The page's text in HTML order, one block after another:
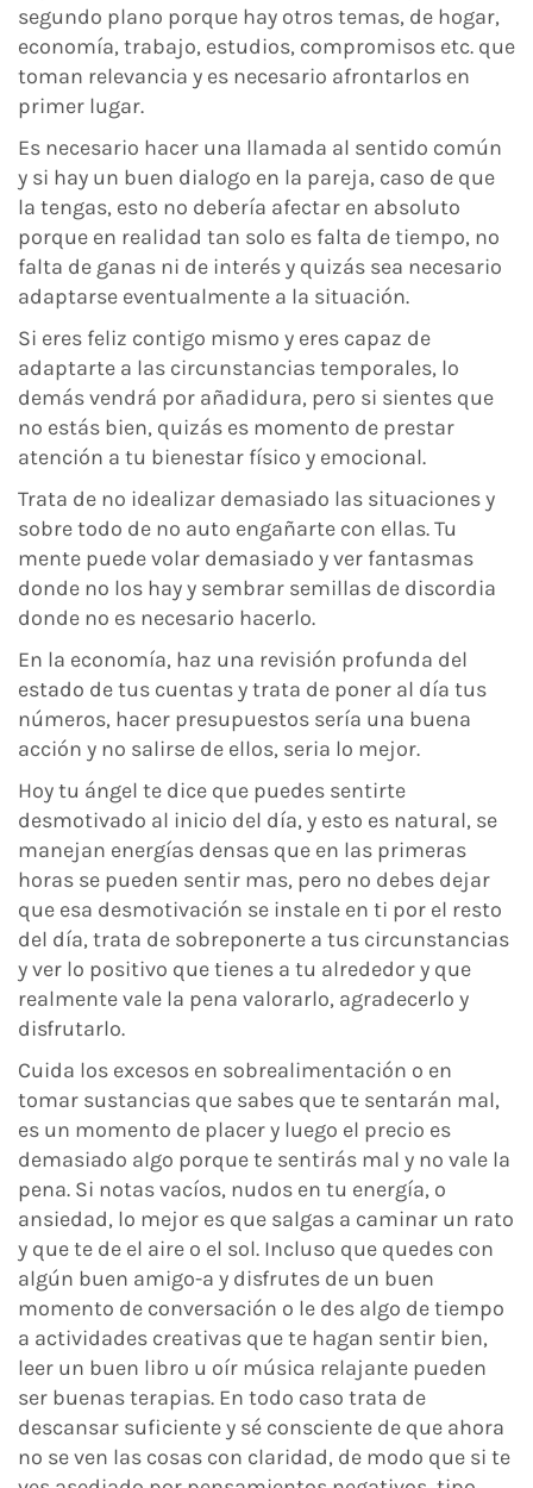
segundo plano porque hay otros temas, de hogar,
economía, trabajo, estudios, compromisos etc. que
toman relevancia y es necesario afrontarlos en
primer lugar.
Es necesario hacer una llamada al sentido común
y si hay un buen dialogo en la pareja, caso de que
la tengas, esto no debería afectar en absoluto
porque en realidad tan solo es falta de tiempo, no
falta de ganas ni de interés y quizás sea necesario
adaptarse eventualmente a la situación.
Si eres feliz contigo mismo y eres capaz de
adaptarte a las circunstancias temporales, lo
demás vendrá por añadidura, pero si sientes que
no estás bien, quizás es momento de prestar
atención a tu bienestar físico y emocional.
Trata de no idealizar demasiado las situaciones y
sobre todo de no auto engañarte con ellas. Tu
mente puede volar demasiado y ver fantasmas
donde no los hay y sembrar semillas de discordia
donde no es necesario hacerlo.
En la economía, haz una revisión profunda del
estado de tus cuentas y trata de poner al día tus
números, hacer presupuestos sería una buena
acción y no salirse de ellos, seria lo mejor.
Hoy tu ángel te dice que puedes sentirte
desmotivado al inicio del día, y esto es natural, se
manejan energías densas que en las primeras
horas se pueden sentir mas, pero no debes dejar
que esa desmotivación se instale en ti por el resto
del día, trata de sobreponerte a tus circunstancias
y ver lo positivo que tienes a tu alrededor y que
realmente vale la pena valorarlo, agradecerlo y
disfrutarlo.
Cuida los excesos en sobrealimentación o en
tomar sustancias que sabes que te sentarán mal,
es un momento de placer y luego el precio es
demasiado algo porque te sentirás mal y no vale la
pena. Si notas vacíos, nudos en tu energía, o
ansiedad, lo mejor es que salgas a caminar un rato
y que te de el aire o el sol. Incluso que quedes con
algún buen amigo-a y disfrutes de un buen
momento de conversación o le des algo de tiempo
a actividades creativas que te hagan sentir bien,
leer un buen libro u oír música relajante pueden
ser buenas terapias. En todo caso trata de
descansar suficiente y sé consciente de que ahora
no se ven las cosas con claridad, de modo que si te